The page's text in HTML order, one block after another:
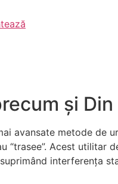
și
avansate metode
“trasee”. Acest
interferența